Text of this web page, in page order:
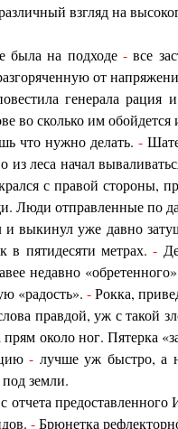
взгляд на
была на подходе -все
от
генерала рация
во сколько им
что нужно делать. -
из леса начал
с правой стороны,
Люди отправленные по
и выкинул уже давно
в пятидесяти метрах.-
недавно
«радость». -Рокка,
правдой, уж с такой
прям около ног. Пятерка
- лучше уж быстро, а
земли.
предоставленного
-Брюнетка